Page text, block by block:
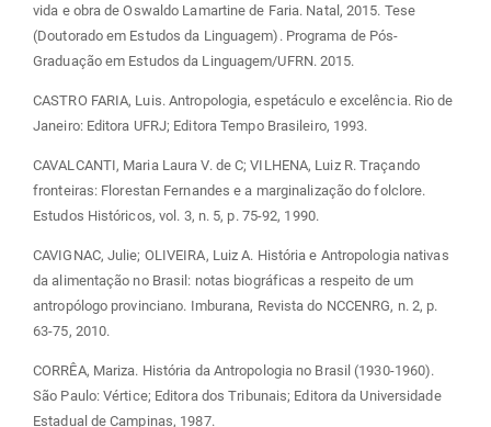
vida e obra de Oswaldo Lamartine de Faria. Natal, 2015. Tese
(Doutorado em Estudos da Linguagem). Programa de Pós-
Graduação em Estudos da Linguagem/UFRN. 2015.
CASTRO FARIA, Luis. Antropologia, espetáculo e excelência. Rio de
Janeiro: Editora UFRJ; Editora Tempo Brasileiro, 1993.
CAVALCANTI, Maria Laura V. de C; VILHENA, Luiz R. Traçando
fronteiras: Florestan Fernandes e a marginalização do folclore.
Estudos Históricos, vol. 3, n. 5, p. 75-92, 1990.
CAVIGNAC, Julie; OLIVEIRA, Luiz A. História e Antropologia nativas
da alimentação no Brasil: notas biográficas a respeito de um
antropólogo provinciano. Imburana, Revista do NCCENRG, n. 2, p.
63-75, 2010.
CORRÊA, Mariza. História da Antropologia no Brasil (1930-1960).
São Paulo: Vértice; Editora dos Tribunais; Editora da Universidade
Estadual de Campinas, 1987.